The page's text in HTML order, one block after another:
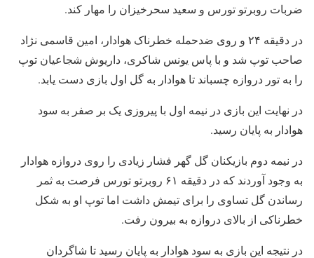
ضربات روبرتو تورس و سعید سحرخیزان را مهار کند.
در دقیقه ۲۴ و روی ضدحمله خطرناک هوادار، امین قاسمی نژاد
صاحب توپ شد و با پاس یونس شاکری، داریوش شجاعیان توپ
را به تور دروازه چسباند تا هوادار به گل اول بازی دست یابد.
در نهایت این بازی در نیمه اول با پیروزی یک بر صفر به سود
هوادار به پایان رسید.
در نیمه دوم بازیکنان گل گهر فشار زیادی را روی دروازه هوادار
به وجود آوردند که در دقیقه ۶۱ روبرتو تورس فرصت به ثمر
رساندن گل تساوی را برای تیمش داشت اما توپ او به شکل
خطرناکی از بالای دروازه به بیرون رفت.
در نتیجه این بازی به سود هوادار به پایان رسید تا شاگردان